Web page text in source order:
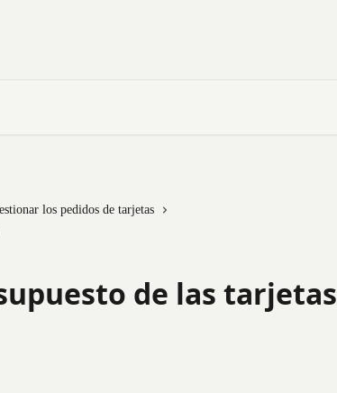
los pedidos de tarjetas
de las tarjetas